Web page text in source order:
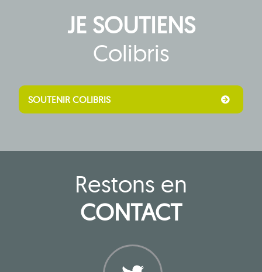
JE SOUTIENS
Colibris
SOUTENIR COLIBRIS
Restons en
CONTACT